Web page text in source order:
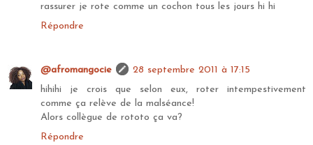
rassurer je rote comme un cochon tous les jours hi hi
Répondre
@afromangocie
28 septembre 2011 à 17:15
hihihi je crois que selon eux, roter intempestivement
comme ça relève de la malséance!
Alors collègue de rototo ça va?
Répondre